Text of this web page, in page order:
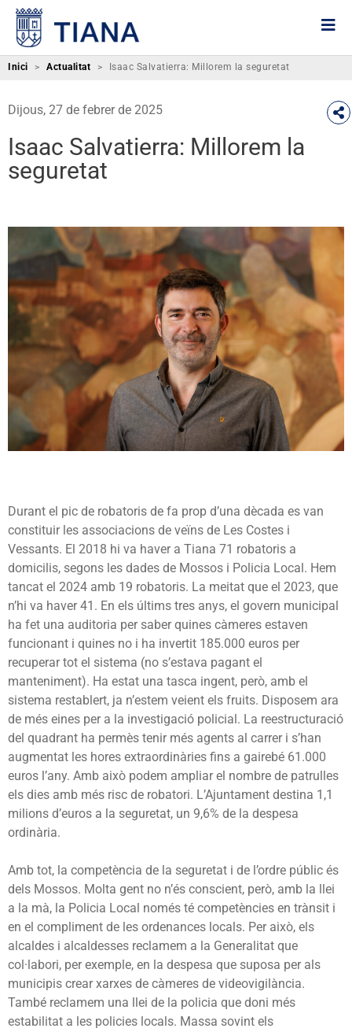
Inici > Actualitat > Isaac Salvatierra: Millorem la seguretat
Dijous, 27 de febrer de 2025
Isaac Salvatierra: Millorem la
seguretat
Durant el pic de robatoris de fa prop d’una dècada es van
constituir les associacions de veïns de Les Costes i
Vessants. El 2018 hi va haver a Tiana 71 robatoris a
domicilis, segons les dades de Mossos i Policia Local. Hem
tancat el 2024 amb 19 robatoris. La meitat que el 2023, que
n’hi va haver 41. En els últims tres anys, el govern municipal
ha fet una auditoria per saber quines càmeres estaven
funcionant i quines no i ha invertit 185.000 euros per
recuperar tot el sistema (no s’estava pagant el
manteniment). Ha estat una tasca ingent, però, amb el
sistema restablert, ja n’estem veient els fruits. Disposem ara
de més eines per a la investigació policial. La reestructuració
del quadrant ha permès tenir més agents al carrer i s’han
augmentat les hores extraordinàries fins a gairebé 61.000
euros l’any. Amb això podem ampliar el nombre de patrulles
els dies amb més risc de robatori. L’Ajuntament destina 1,1
milions d’euros a la seguretat, un 9,6% de la despesa
ordinària.
Amb tot, la competència de la seguretat i de l’ordre públic és
dels Mossos. Molta gent no n’és conscient, però, amb la llei
a la mà, la Policia Local només té competències en trànsit i
en el compliment de les ordenances locals. Per això, els
alcaldes i alcaldesses reclamem a la Generalitat que
col·labori, per exemple, en la despesa que suposa per als
municipis crear xarxes de càmeres de videovigilància.
També reclamem una llei de la policia que doni més
estabilitat a les policies locals. Massa sovint els